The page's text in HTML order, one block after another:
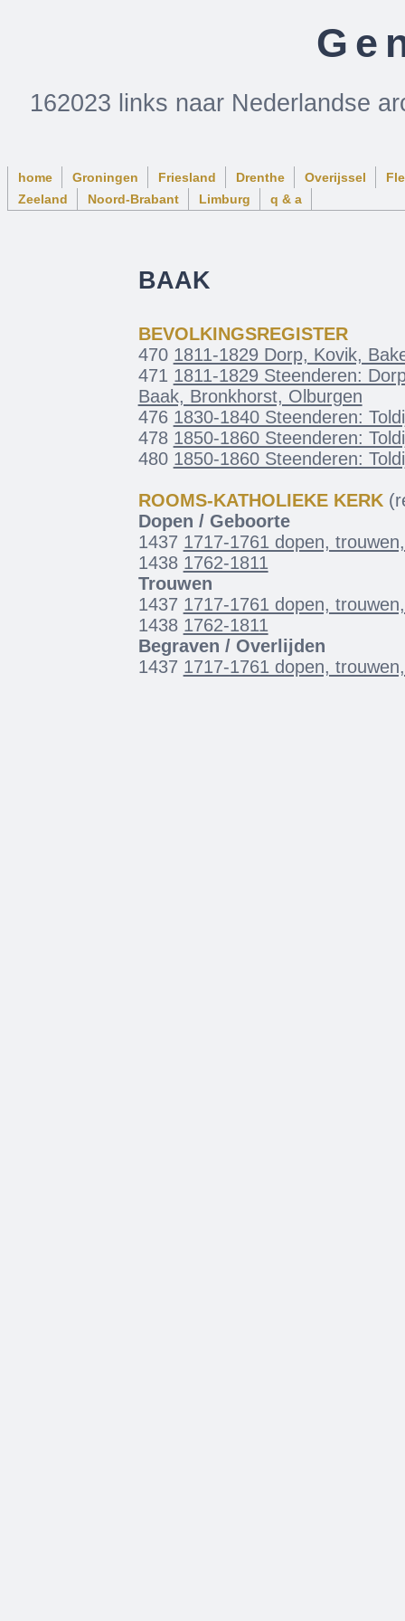
162023 links naar Nederlandse
home Groningen Friesland Drenthe Overijssel
Zeeland
Noord-Brabant Limburg q & a
BAAK
BEVOLKINGSREGISTER
470 1811-1829 Dorp, Kovik,
471 1811-1829 Steenderen:
Baak, Bronkhorst, Olburgen
476 1830-1840 Steenderen:
478 1850-1860 Steenderen:
480 1850-1860 Steenderen:
ROOMS-KATHOLIEKE KERK
Dopen / Geboorte
1437 1717-1761 dopen,
1438 1762-1811
Trouwen
1437 1717-1761 dopen,
1438 1762-1811
Begraven / Overlijden
1437 1717-1761 dopen,